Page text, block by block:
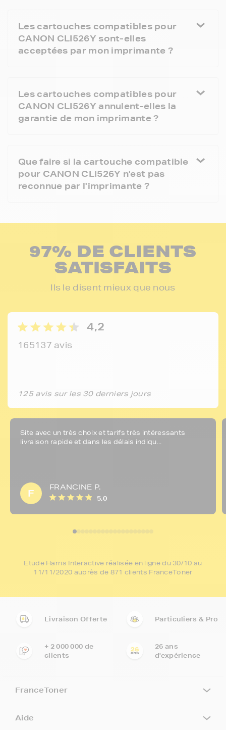
Les cartouches compatibles pour
CANON CLI526Y sont-elles
acceptées par mon imprimante ?
Les cartouches compatibles pour
CANON CLI526Y annulent-elles la
garantie de mon imprimante ?
Que faire si la cartouche compatible
pour CANON CLI526Y n'est pas
reconnue par l'imprimante ?
97% DE CLIENTS
SATISFAITS
Ils le disent mieux que nous
4,2
165137 avis
125 avis sur les 30 derniers jours
Site avec un très choix et tarifs très intéressants
livraison rapide et dans les délais indiqu...
F
FRANCINE P.
5,0
Etude Harris Interactive réalisée en ligne du 30/10 au
11/11/2020 auprès de 871 clients FranceToner
Livraison Offerte Particuliers & Pro
+ 2 000 000 de
clients
26 ans
d'expérience
FranceToner
Aide